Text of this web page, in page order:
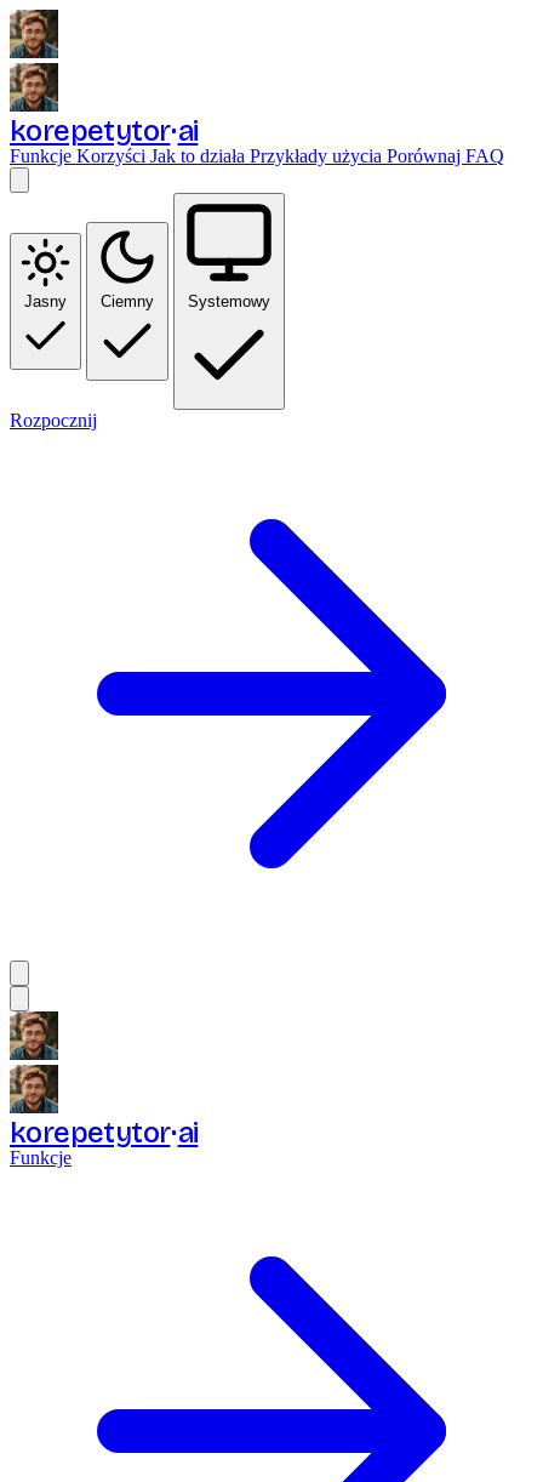
korepetytor ai
Funkcje Korzyści Jak to działa Przykłady użycia Porównaj FAQ
Jasny Ciemny Systemowy
Rozpocznij
korepetytor ai
Funkcje